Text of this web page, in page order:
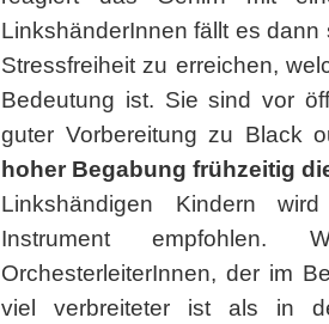
LinkshänderInnen fällt es
Stressfreiheit zu erreichen,
Bedeutung ist. Sie sind vor
guter Vorbereitung zu Black
hoher Begabung frühzeitig
Linkshändigen Kindern
Instrument empfohlen.
OrchesterleiterInnen, der im
viel verbreiteter ist als in